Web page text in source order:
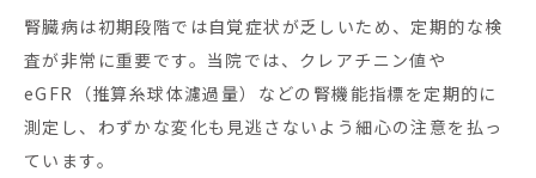
腎臓病は初期段階では自覚症状が乏しいため、定期的な検
査が非常に重要です。当院では、クレアチニン値や
eGFR（推算糸球体濾過量）などの腎機能指標を定期的に
測定し、わずかな変化も見逃さないよう細心の注意を払っ
ています。